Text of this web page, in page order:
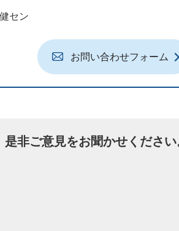
セン
お問い合わせフォーム
非ご意見をお聞かせください